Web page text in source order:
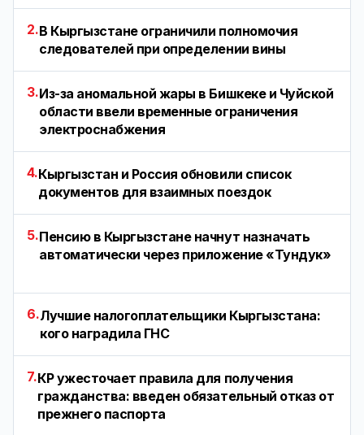
2.В Кыргызстане ограничили полномочия
следователей при определении вины
3.Из-за аномальной жары в Бишкеке и Чуйской
области ввели временные ограничения
электроснабжения
4.Кыргызстан и Россия обновили список
документов для взаимных поездок
5.Пенсию в Кыргызстане начнут назначать
автоматически через приложение «Тундук»
6.Лучшие налогоплательщики Кыргызстана:
кого наградила ГНС
7.КР ужесточает правила для получения
гражданства: введен обязательный отказ от
прежнего паспорта